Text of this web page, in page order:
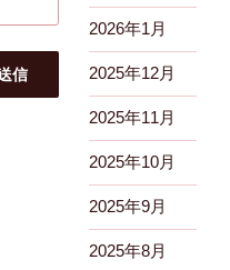
2026年1月
2025年12月
2025年11月
2025年10月
2025年9月
2025年8月